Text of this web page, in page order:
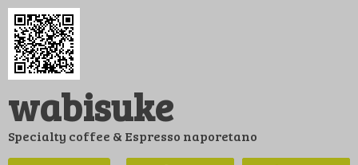
コ
ン
ツ
ス
wabisuke
Specialty coffee & Espresso naporetano